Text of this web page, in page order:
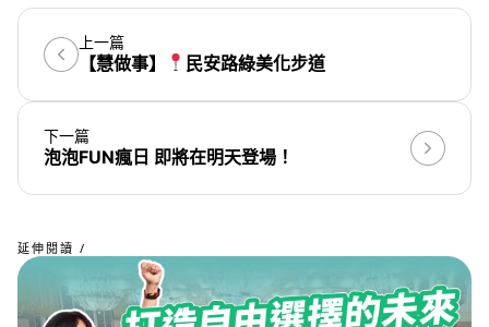
上一篇
【慧做事】 民安路綠美化步道
下一篇
泡泡FUN瘋日 即將在明天登場！
延伸閱讀 /